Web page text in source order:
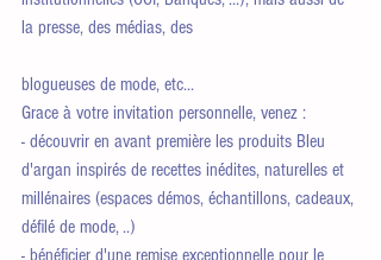
la presse, des médias, des
blogueuses de mode, etc...
Grace à votre invitation personnelle, venez :
- découvrir en avant première les produits Bleu
d'argan inspirés de recettes inédites, naturelles et
millénaires (espaces démos, échantillons, cadeaux,
défilé de mode, ..)
- bénéficier d'une remise exceptionnelle pour le